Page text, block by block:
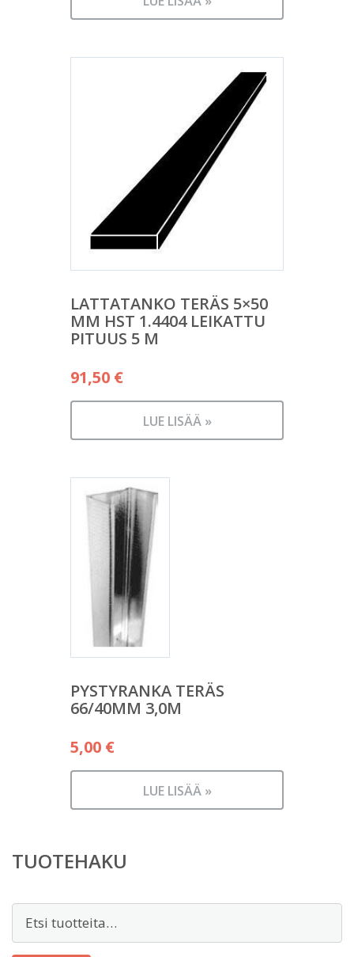
LATTATANKO TERÄS 5×50
MM HST 1.4404 LEIKATTU
PITUUS 5 M
91,50 €
LUE LISÄÄ »
PYSTYRANKA TERÄS
66/40MM 3,0M
5,00 €
LUE LISÄÄ »
TUOTEHAKU
Etsi: